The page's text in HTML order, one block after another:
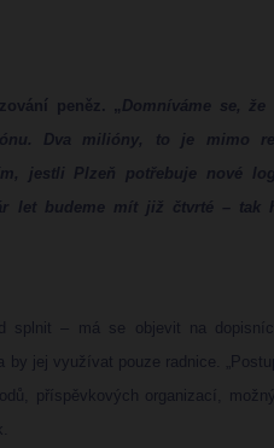
peněz. „ Domníváme se,
Dva milióny, to je mimo
jestli Plzeň potřebuje nové
let budeme mít již čtvrté – tak
splnit – má se objevit na
by jej využívat pouze radnice.
příspěvkových organizací,